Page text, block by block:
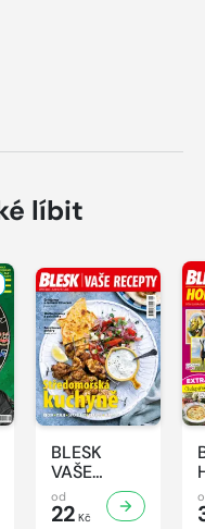
líbit
BLESK
VAŠE
RECEPTY -
8/2026
od
22 Kč